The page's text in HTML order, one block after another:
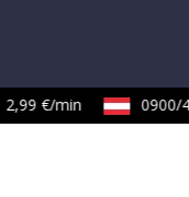
2,99 €/min 0900/
TEHNIKE: